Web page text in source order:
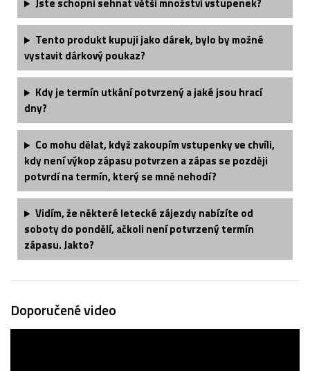
Jste schopni sehnat větší množství vstupenek?
Tento produkt kupuji jako dárek, bylo by možné
vystavit dárkový poukaz?
Kdy je termín utkání potvrzený a jaké jsou hrací
dny?
Co mohu dělat, když zakoupím vstupenky ve chvíli,
kdy není výkop zápasu potvrzen a zápas se později
potvrdí na termín, který se mně nehodí?
Vidím, že některé letecké zájezdy nabízíte od
soboty do pondělí, ačkoli není potvrzený termín
zápasu. Jakto?
Doporučené video